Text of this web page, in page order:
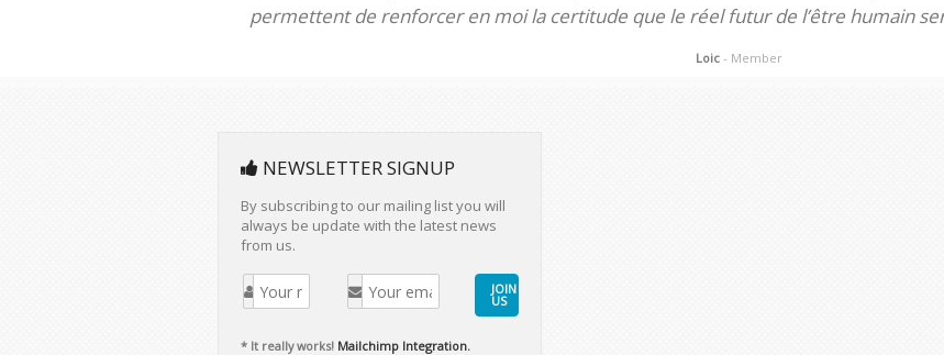
permettent de renforcer en moi la certitude que le réel futur de l’être humain
Loic - Member
NEWSLETTER SIGNUP
By subscribing to our mailing list you will
always be update with the latest news
from us.
JOIN
US
* It really works! Mailchimp Integration.